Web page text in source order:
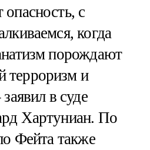
опасность, с
когда
порождают
терроризм и
в суде
Хартуниан. По
Фейта также